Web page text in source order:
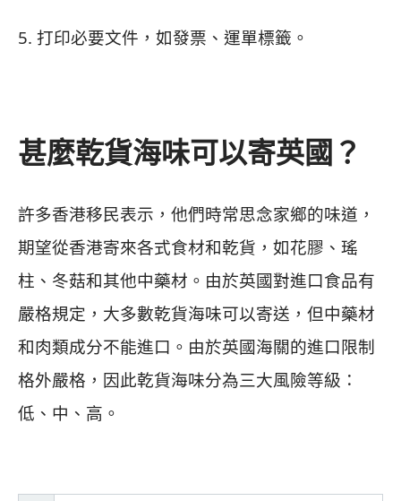
5. 打印必要文件，如發票、運單標籤。
甚麼乾貨海味可以寄英國？
許多香港移民表示，他們時常思念家鄉的味道，
期望從香港寄來各式食材和乾貨，如花膠、瑤
柱、冬菇和其他中藥材。由於英國對進口食品有
嚴格規定，大多數乾貨海味可以寄送，但中藥材
和肉類成分不能進口。由於英國海關的進口限制
格外嚴格，因此乾貨海味分為三大風險等級：
低、中、高。